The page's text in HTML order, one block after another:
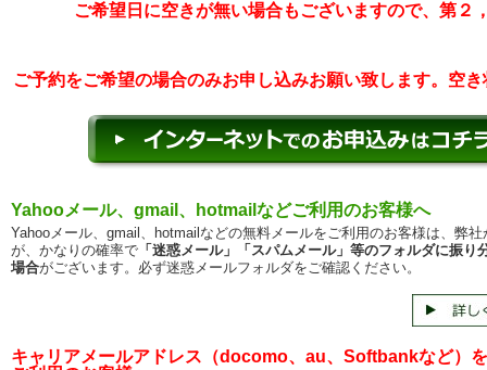
ご希望日に空きが無い場合もございますので、第
ご予約をご希望の場合のみお申し込みお願い致します。空
Yahooメール、gmail、hotmailなどご利用のお客様へ
Yahooメール、gmail、hotmailなどの無料メールをご利用のお客様は、弊
が、かなりの確率で 「迷惑メール」「スパムメール」等のフォルダに振り
場合がございます。必ず迷惑メールフォルダをご確認ください。
キャリアメールアドレス（docomo、au、Softbankなど）を